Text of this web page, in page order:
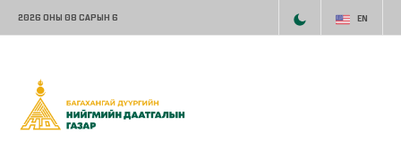
2026 ОНЫ 08 САРЫН 6 EN